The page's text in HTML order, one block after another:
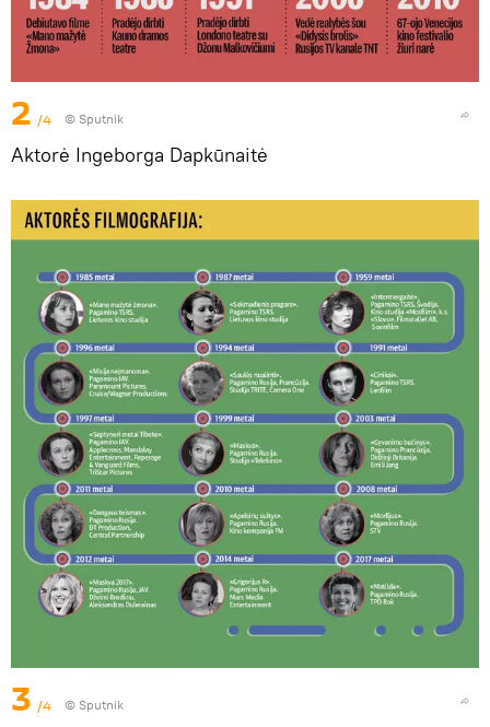
2 /4 © Sputnik
Aktorė Ingeborga Dapkūnaitė
3 /4 © Sputnik